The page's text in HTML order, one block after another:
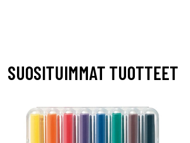
SUOSITUIMMAT TUOTTEET